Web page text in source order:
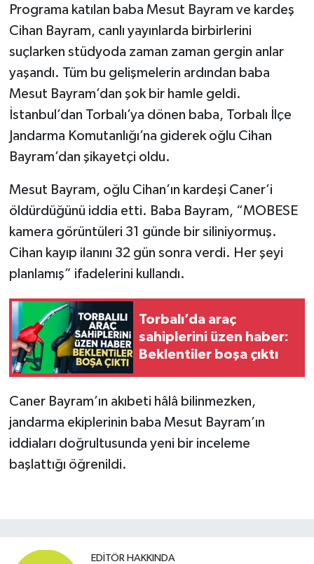
Programa katılan baba Mesut Bayram ve kardeş
Cihan Bayram, canlı yayınlarda birbirlerini
suçlarken stüdyoda zaman zaman gergin anlar
yaşandı. Tüm bu gelişmelerin ardından baba
Mesut Bayram’dan şok bir hamle geldi.
İstanbul’dan Torbalı’ya dönen baba, Torbalı İlçe
Jandarma Komutanlığı’na giderek oğlu Cihan
Bayram’dan şikayetçi oldu.
Mesut Bayram, oğlu Cihan’ın kardeşi Caner’i
öldürdüğünü iddia etti. Baba Bayram, “MOBESE
kamera görüntüleri 31 günde bir siliniyormuş.
Cihan kayıp ilanını 32 gün sonra verdi. Her şeyi
planlamış” ifadelerini kullandı.
Torbalı’da araç
sahiplerini üzen haber:
Beklentiler boşa çıktı
Caner Bayram’ın akıbeti hâlâ bilinmezken,
jandarma ekiplerinin baba Mesut Bayram’ın
iddiaları doğrultusunda yeni bir inceleme
başlattığı öğrenildi.
EDITÖR HAKKINDA